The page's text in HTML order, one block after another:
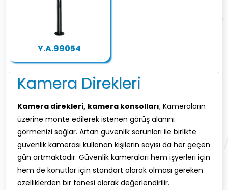
Kamera Direkleri
Kamera direkleri, kamera konsolları; Kameraların
üzerine monte edilerek istenen görüş alanını
görmenizi sağlar. Artan güvenlik sorunları ile birlikte
güvenlik kamerası kullanan kişilerin sayısı da her geçen
gün artmaktadır. Güvenlik kameraları hem işyerleri için
hem de konutlar için standart olarak olması gereken
özelliklerden bir tanesi olarak değerlendirilir.
Y.A.99054